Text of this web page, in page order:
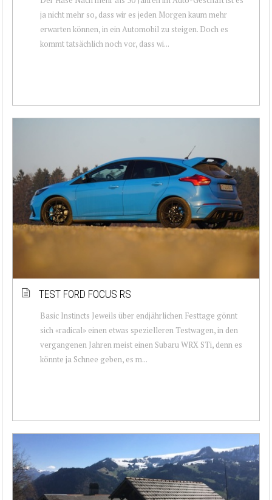
ja nicht mehr so, dass wir es jeden Morgen kaum mehr
erwarten können, in ein Automobil zu steigen. Doch es
kommt tatsächlich noch vor, dass wi...
TEST FORD FOCUS RS
Basic Instincts Jeweils über endjährlichen Festtage gönnt
sich «radical» einen etwas spezielleren Testwagen, in den
vergangenen Jahren meist einen Subaru WRX STi, denn es
könnte ja Schnee geben, es m...